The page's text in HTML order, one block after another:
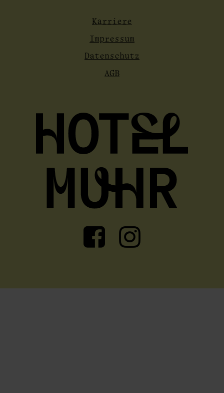
Karriere
Impressum
Datenschutz
AGB